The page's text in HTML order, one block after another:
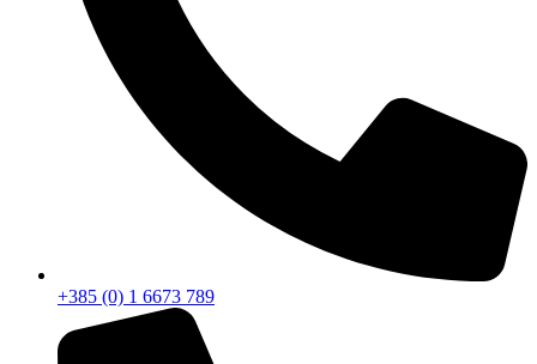
+385 (0) 1 6673 789